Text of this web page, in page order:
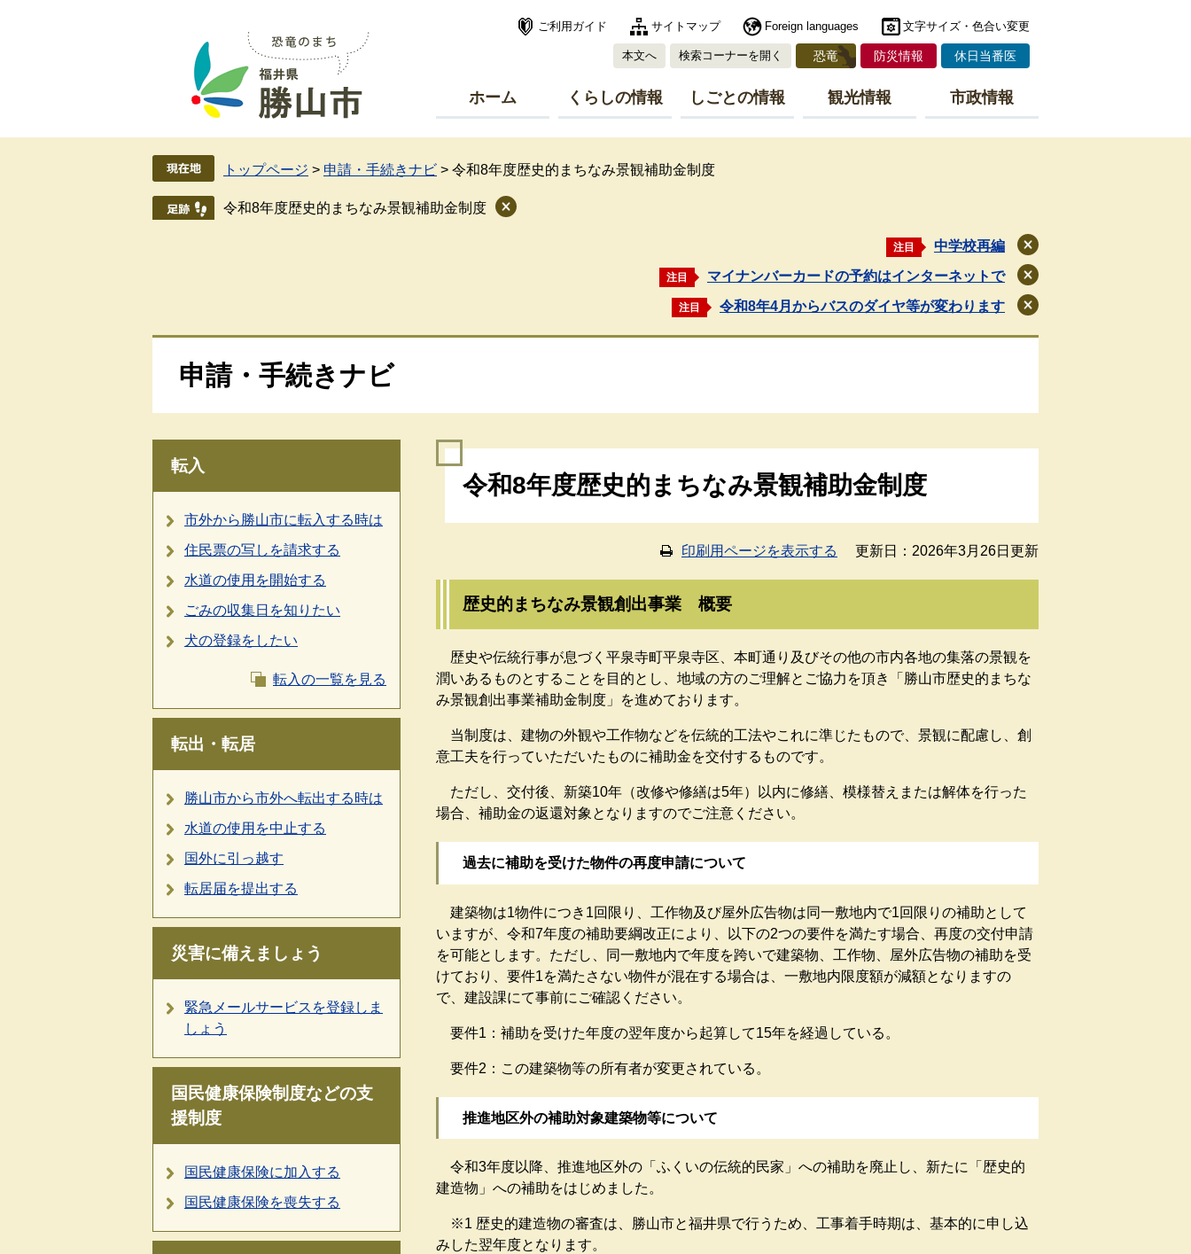
で
ば
ご利用ガイド サイトマップ Foreign languages 文字サイズ・色合い変更
本文へ 検索コーナーを開く 恐竜 防災情報 休日当番医
ホーム くらしの情報 しごとの情報 観光情報 市政情報
トップページ > 申請・手続きナビ > 令和8年度歴史的まちなみ景観補助金制度
令和8年度歴史的まちなみ景観補助金制度
注目 中学校再編
閉
じ
る
注目 マイナンバーカードの予約はインターネットで
閉
じ
る
注目 令和8年4月からバスのダイヤ等が変わります
閉
申請・手続きナビ
転入
市外から勝山市に転入する時は
住民票の写しを請求する
水道の使用を開始する
ごみの収集日を知りたい
犬の登録をしたい
転入の一覧を見る
転出・転居
勝山市から市外へ転出する時は
水道の使用を中止する
国外に引っ越す
転居届を提出する
災害に備えましょう
緊急メールサービスを登録しま
しょう
国民健康保険制度などの支
援制度
国民健康保険に加入する
国民健康保険を喪失する
令和8年度歴史的まちなみ景観補助金制度
印刷用ページを表示する 更新日：2026年3月26日更新
歴史的まちなみ景観創出事業 概要
歴史や伝統行事が息づく平泉寺町平泉寺区、本町通り及びその他の市内各地の集落の景観を
潤いあるものとすることを目的とし、地域の方のご理解とご協力を頂き「勝山市歴史的まちな
み景観創出事業補助金制度」を進めております。
当制度は、建物の外観や工作物などを伝統的工法やこれに準じたもので、景観に配慮し、創
意工夫を行っていただいたものに補助金を交付するものです。
ただし、交付後、新築10年（改修や修繕は5年）以内に修繕、模様替えまたは解体を行った
場合、補助金の返還対象となりますのでご注意ください。
過去に補助を受けた物件の再度申請について
建築物は1物件につき1回限り、工作物及び屋外広告物は同一敷地内で1回限りの補助として
いますが、令和7年度の補助要綱改正により、以下の2つの要件を満たす場合、再度の交付申請
を可能とします。ただし、同一敷地内で年度を跨いで建築物、工作物、屋外広告物の補助を受
けており、要件1を満たさない物件が混在する場合は、一敷地内限度額が減額となりますの
で、建設課にて事前にご確認ください。
要件1：補助を受けた年度の翌年度から起算して15年を経過している。
要件2：この建築物等の所有者が変更されている。
推進地区外の補助対象建築物等について
令和3年度以降、推進地区外の「ふくいの伝統的民家」への補助を廃止し、新たに「歴史的
建造物」への補助をはじめました。
※1 歴史的建造物の審査は、勝山市と福井県で行うため、工事着手時期は、基本的に申し込
みした翌年度となります。